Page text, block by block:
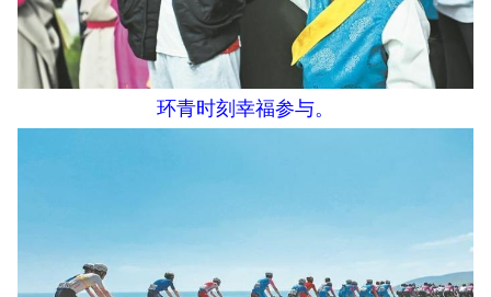
环青时刻幸福参与。